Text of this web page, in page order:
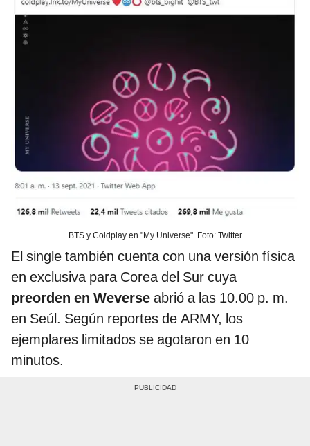
BTS y Coldplay en "My Universe". Foto: Twitter
El single también cuenta con una versión física
en exclusiva para Corea del Sur cuya
preorden en Weverse abrió a las 10.00 p. m.
en Seúl. Según reportes de ARMY, los
ejemplares limitados se agotaron en 10
minutos.